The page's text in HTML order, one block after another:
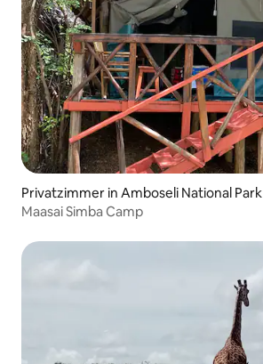
Privatzimmer in Amboseli National Park
Maasai Simba Camp